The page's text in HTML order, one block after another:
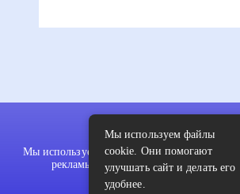
Мы используем файлы cookie для показа
рекламы и/или контента и анализа
Мы используем файлы
cookie. Они помогают
улучшать сайт и делать его
удобнее.